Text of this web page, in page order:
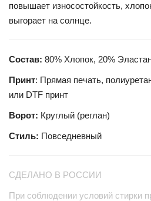
повышает износостойкость,
выгорает на солнце.
Состав: 80% Хлопок, 20%
Принт: Прямая печать,
или DTF принт
Ворот: Круглый (реглан)
Стиль: Повседневный
СДЕЛАНО В РОССИИ
При соблюдении условий стирки